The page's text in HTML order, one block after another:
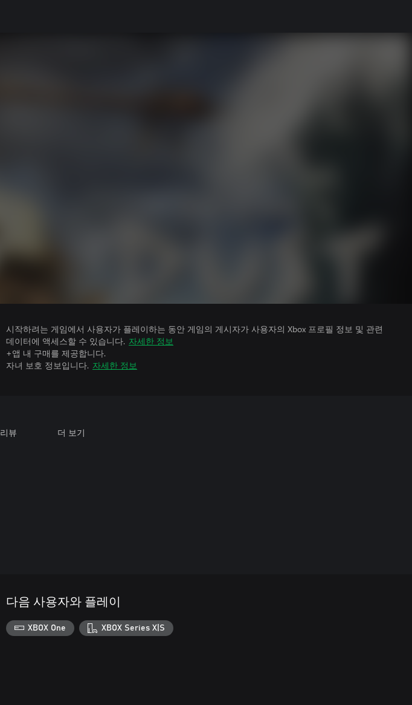
시작하려는 게임에서 사용자가 플레이하는 동안 게임의 게시자가 사용자의 Xbox 프로필 정보 및 관련
데이터에 액세스할 수 있습니다. 자세한 정보
+앱 내 구매를 제공합니다.
자녀 보호 정보입니다. 자세한 정보
리뷰 더 보기
다음 사용자와 플레이
XBOX One XBOX Series X|S